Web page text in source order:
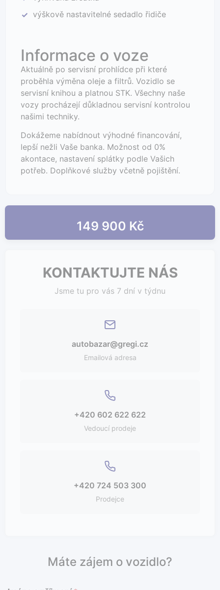
✓ výškově nastavitelné sedadlo řidiče
Informace o voze
Aktuálně po servisní prohlídce při které
proběhla výměna oleje a filtrů. Vozidlo se
servisní knihou a platnou STK. Všechny naše
vozy procházejí důkladnou servisní kontrolou
našimi techniky.
Dokážeme nabídnout výhodné financování,
lepší nežli Vaše banka. Možnost od 0%
akontace, nastavení splátky podle Vašich
potřeb. Doplňkové služby včetně pojištění.
149 900 Kč
KONTAKTUJTE NÁS
Jsme tu pro vás 7 dní v týdnu
autobazar@gregi.cz
Emailová adresa
+420 602 622 622
Vedoucí prodeje
+420 724 503 300
Prodejce
Máte zájem o vozidlo?